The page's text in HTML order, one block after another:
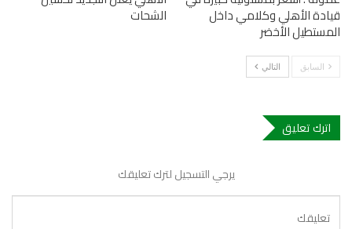
قيادة الأهلي وكلامي داخل
المستطيل الأخضر
الشحات
السابق التالي
اترك تعليق
يرجي التسجيل لترك تعليقك